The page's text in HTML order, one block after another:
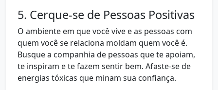
5. Cerque-se de Pessoas Positivas
O ambiente em que você vive e as pessoas com
quem você se relaciona moldam quem você é.
Busque a companhia de pessoas que te apoiam,
te inspiram e te fazem sentir bem. Afaste-se de
energias tóxicas que minam sua confiança.